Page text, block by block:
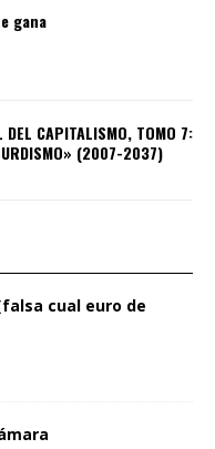
gana
DEL CAPITALISMO, TOMO 7:
(2007-2037)
cual euro de